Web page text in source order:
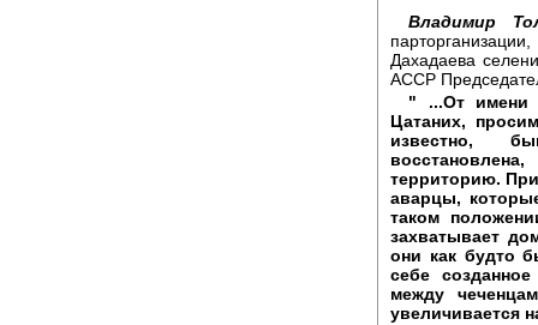
Владимир
Дахадаева
АССР
" ...От имени
Цатаних,
известно,
территорию.
аварцы,
таком
захватывает
они как будто
себе
между
увеличивается